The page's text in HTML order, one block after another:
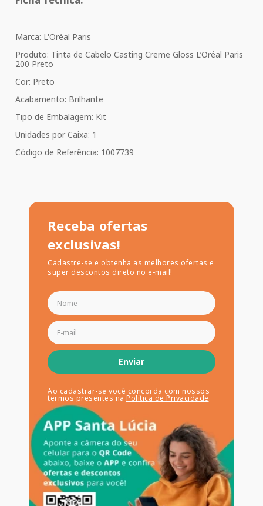
Marca: L'Oréal Paris
Produto: Tinta de Cabelo Casting Creme Gloss L’Oréal Paris
200 Preto
Cor: Preto
Acabamento: Brilhante
Tipo de Embalagem: Kit
Unidades por Caixa: 1
Código de Referência: 1007739
Receba ofertas
exclusivas!
Cadastre-se e obtenha as melhores ofertas e
super descontos direto no e-mail!
Enviar
Ao cadastrar-se você concorda com nossos
termos presentes na Política de Privacidade.